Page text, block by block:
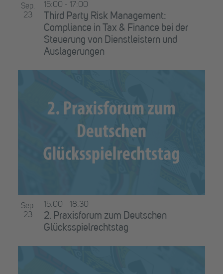
Sep.
23
Third Party Risk Management:
Compliance in Tax & Finance bei der
Steuerung von Dienstleistern und
Auslagerungen
15:00 - 17:00
Sep.
23
2. Praxisforum zum Deutschen
Glücksspielrechtstag
15:00 - 18:30